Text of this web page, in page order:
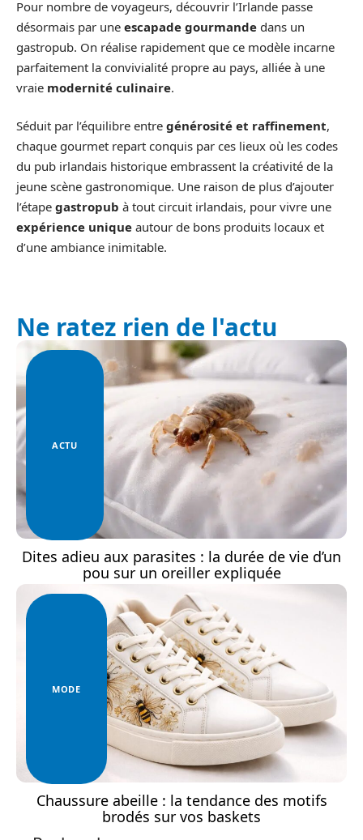
Pour nombre de voyageurs, découvrir l’Irlande passe
désormais par une escapade gourmande dans un
gastropub. On réalise rapidement que ce modèle incarne
parfaitement la convivialité propre au pays, alliée à une
vraie modernité culinaire.
Séduit par l’équilibre entre générosité et raffinement,
chaque gourmet repart conquis par ces lieux où les codes
du pub irlandais historique embrassent la créativité de la
jeune scène gastronomique. Une raison de plus d’ajouter
l’étape gastropub à tout circuit irlandais, pour vivre une
expérience unique autour de bons produits locaux et
d’une ambiance inimitable.
Ne ratez rien de l'actu
ACTU
Dites adieu aux parasites : la durée de vie d’un
pou sur un oreiller expliquée
MODE
Chaussure abeille : la tendance des motifs
brodés sur vos baskets